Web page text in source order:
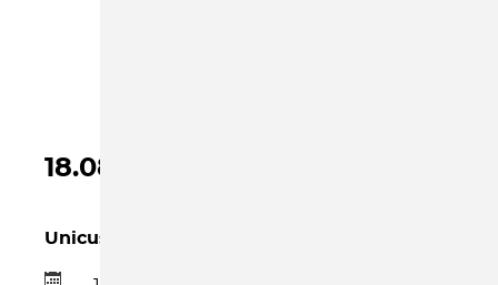
18.08.2026
Unicus